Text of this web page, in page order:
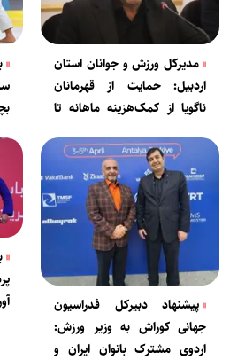
مدیرکل ورزش و جوانان استان
اردبیل: حمایت از قهرمانان
ناگویا از کمک‌هزینه ماهانه تا
پیشنهاد دبیرکل فدراسیون
جهانی کوراش به وزیر ورزش:
اردوی مشترک بانوان ایران و